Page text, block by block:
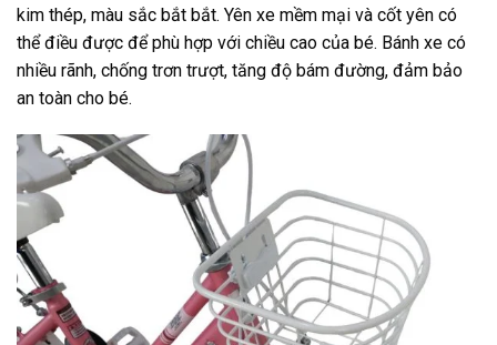
kim thép, màu sắc bắt bắt. Yên xe mềm mại và cốt yên có
thể điều được để phù hợp với chiều cao của bé. Bánh xe có
nhiều rãnh, chống trơn trượt, tăng độ bám đường, đảm bảo
an toàn cho bé.